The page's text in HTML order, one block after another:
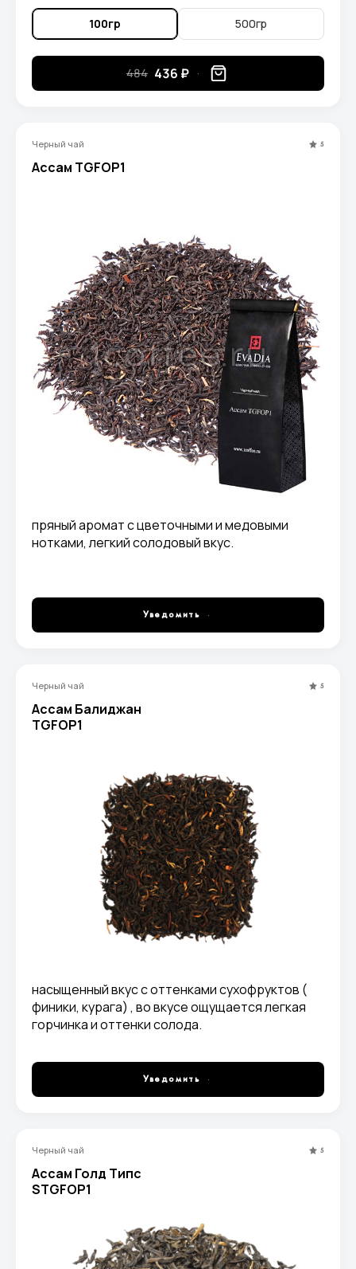
100гр 500гр
484 436 ₽
Черный чай 5
Ассам TGFOP1
пряный аромат с цветочными и медовыми
нотками, легкий солодовый вкус.
Уведомить
Черный чай 5
Ассам Балиджан
TGFOP1
насыщенный вкус с оттенками сухофруктов (
финики, курага) , во вкусе ощущается легкая
горчинка и оттенки солода.
Уведомить
Черный чай 5
Ассам Голд Типс
STGFOP1